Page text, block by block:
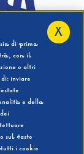
di prima
con il
o altri
inviare
e della
sul tasto
i cookie
X